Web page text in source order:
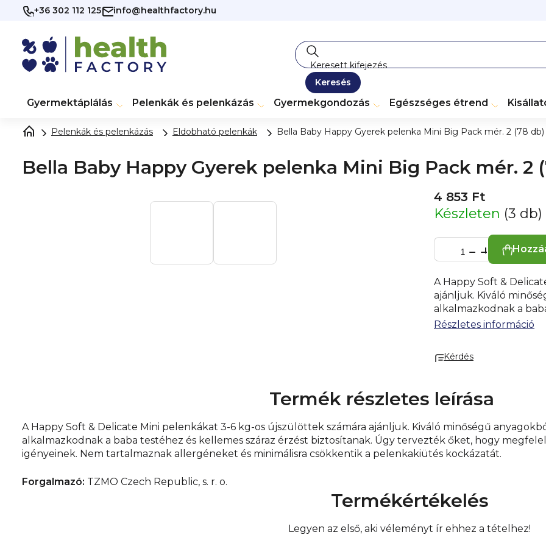
Ugrás
tartalomhoz
+36 302 112 125 info@healthfactory.hu
Keresés
Gyermektáplálás Pelenkák és pelenkázás Gyermekgondozás Egészséges étrend
Pelenkák és pelenkázás Eldobható pelenkák Bella Baby Happy Gyerek pelenka Mini Big Pack mér. 2 (78 db)
Bella Baby Happy Gyerek pelenka Mini Big Pack mér. 2
4 853 Ft
Készleten (3 db)
A Happy Soft &
ajánljuk. Kiváló
alkalmazkodnak a
Úgy tervezték őket,
Részletes információ
Kérdés
Termék részletes leírása
A Happy Soft & Delicate Mini pelenkákat 3-6 kg-os újszülöttek számára ajánljuk. Kiváló minőségű
alkalmazkodnak a baba testéhez és kellemes száraz érzést biztosítanak. Úgy tervezték őket, hogy
igényeinek. Nem tartalmaznak allergéneket és minimálisra csökkentik a pelenkakiütés kockázatát.
Forgalmazó: TZMO Czech Republic, s. r. o.
Termékértékelés
Legyen az első, aki véleményt ír ehhez a tételhez!